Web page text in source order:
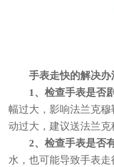
手表走快的解决办
1、检查手表是否
幅过大，影响法兰克
动过大，建议送法兰克
2、检查手表是否有
水，也可能导致手表